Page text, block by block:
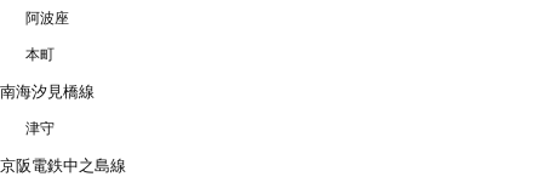
阿波座
本町
南海汐見橋線
津守
京阪電鉄中之島線